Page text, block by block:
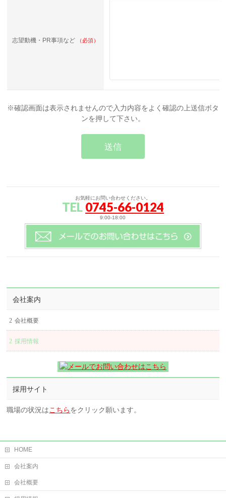
志望動機・PR事項など （必須）
※確認画面は表示されませんので入力内容をよく確認の上送信ボタ
ンを押して下さい。
お気軽にお問い合わせください。
TEL 0745-66-0124
9:00-18:00
会社案内
会社概要
採用情報
採用サイト
職場の状況はこちらをクリック願います。
HOME
会社案内
会社概要